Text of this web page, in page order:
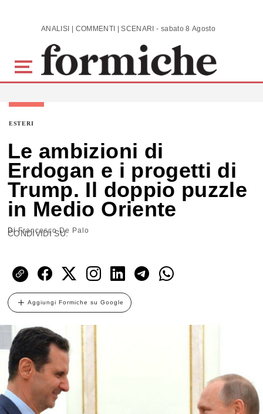
Skip to main content ANALISI | COMMENTI | SCENARI - sabato 8 Agosto 2026
ESTERI
Le ambizioni di
Erdogan e i progetti di
Trump. Il doppio puzzle
in Medio Oriente
DiFrancesco De Palo
CONDIVIDI SU:
Aggiungi Formiche su Google